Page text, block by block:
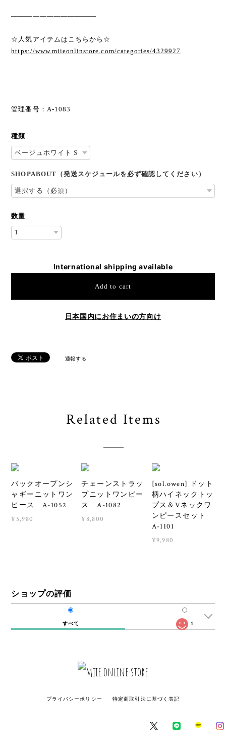
————————————
☆人気アイテムはこちらから☆
https://www.miieonlinstore.com/categories/4329927
管理番号：A-1083
種類
SHOPABOUT（発送スケジュールを必ず確認してください）
数量
International shipping available
Add to cart
日本国内にお住まいの方向け
通報する
Related Items
バックオープンシ
ャギーニットワン
ピース A-1052
¥5,980
チェーンストラッ
プニットワンピー
ス A-1082
¥8,800
[sol.owen] ドット
柄ハイネックトッ
プス＆Vネックワ
ンピースセット
A-1101
¥9,980
ショップの評価
すべて 1
プライバシーポリシー 特定商取引法に基づく表記